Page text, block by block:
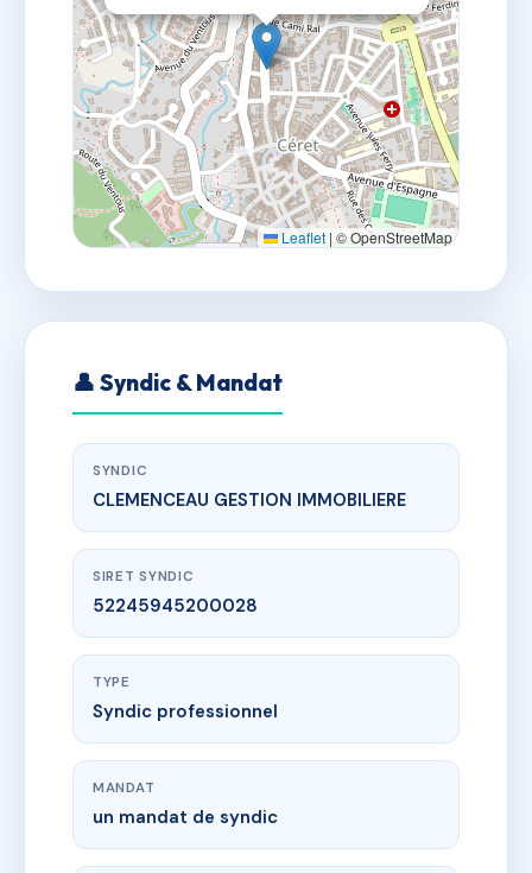
Leaflet | © OpenStreetMap
👤 Syndic & Mandat
SYNDIC
CLEMENCEAU GESTION IMMOBILIERE
SIRET SYNDIC
52245945200028
TYPE
Syndic professionnel
MANDAT
un mandat de syndic